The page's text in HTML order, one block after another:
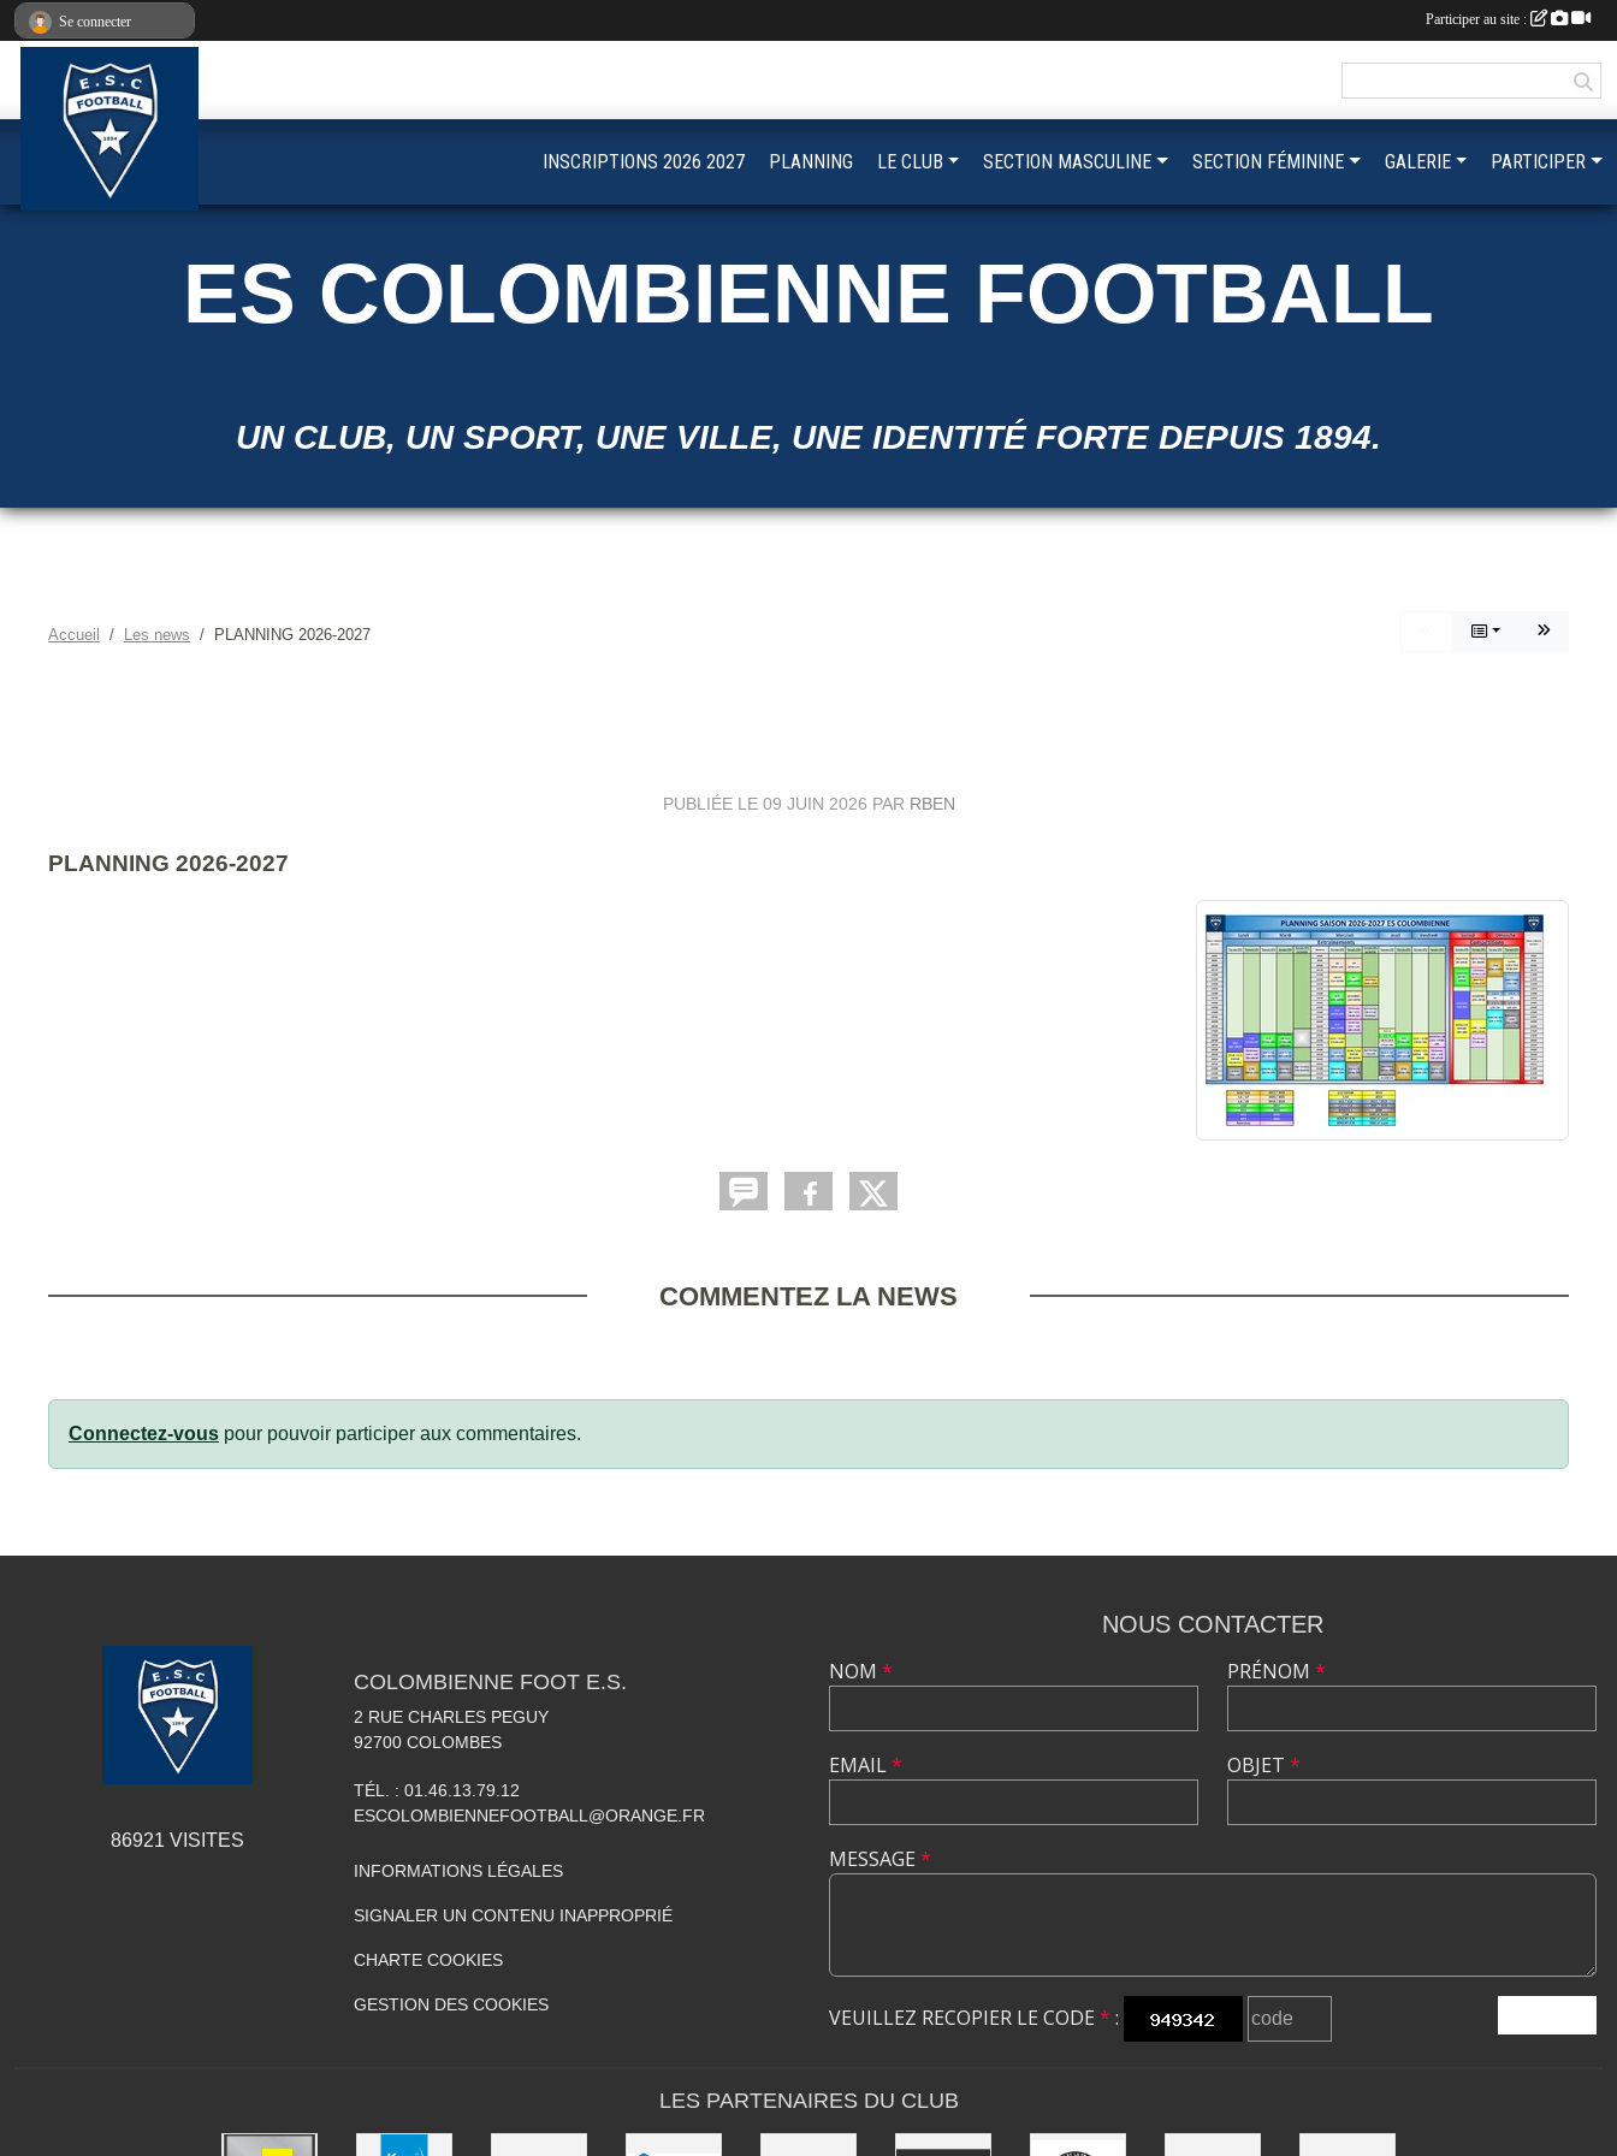
ES COLOMBIENNE FOOTBALL
UN CLUB, UN SPORT, UNE VILLE, UNE IDENTITÉ FORTE DEPUIS 1894.
Accueil Les news PLANNING 2026-2027
PUBLIÉE LE 09 JUIN 2026 PAR RBEN
PLANNING 2026-2027
COMMENTEZ LA NEWS
Connectez-vous pour pouvoir participer aux commentaires.
INSCRIPTIONS 2026 2027 PLANNING LE CLUB SECTION MASCULINE SECTION FÉMININE GALERIE PARTICIPER
86921 VISITES
COLOMBIENNE FOOT E.S.
2 RUE CHARLES PEGUY
92700 COLOMBES
TÉL. : 01.46.13.79.12
ESCOLOMBIENNEFOOTBALL@ORANGE.FR
INFORMATIONS LÉGALES
SIGNALER UN CONTENU INAPPROPRIÉ
CHARTE COOKIES
GESTION DES COOKIES
NOUS CONTACTER
NOM *
EMAIL*
PRÉNOM *
OBJET *
MESSAGE *
VEUILLEZ RECOPIER LE CODE * :
LES PARTENAIRES DU CLUB
Se connecter Participer au site :
Panneau de gestion des cookies